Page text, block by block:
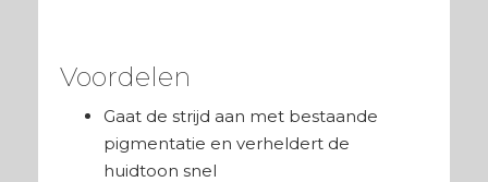
Voordelen
Gaat de strijd aan met bestaande
pigmentatie en verheldert de
huidtoon snel